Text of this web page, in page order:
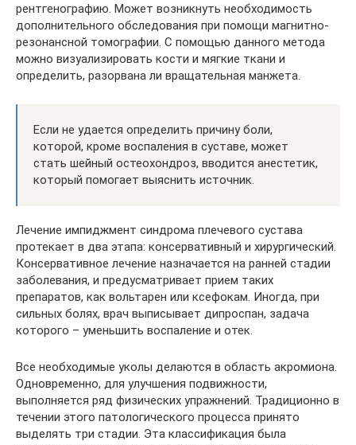
рентгенографию. Может возникнуть необходимость
дополнительного обследования при помощи магнитно-
резонансной томографии. С помощью данного метода
можно визуализировать кости и мягкие ткани и
определить, разорвана ли вращательная манжета.
Если не удается определить причину боли,
которой, кроме воспаления в суставе, может
стать шейный остеохондроз, вводится анестетик,
который помогает выяснить источник.
Лечение импиджмент синдрома плечевого сустава
протекает в два этапа: консервативный и хирургический.
Консервативное лечение назначается на ранней стадии
заболевания, и предусматривает прием таких
препаратов, как вольтарен или ксефокам. Иногда, при
сильных болях, врач выписывает дипроспан, задача
которого – уменьшить воспаление и отек.
Все необходимые уколы делаются в область акромиона.
Одновременно, для улучшения подвижности,
выполняется ряд физических упражнений. Традиционно в
течении этого патологического процесса принято
выделять три стадии. Эта классификация была